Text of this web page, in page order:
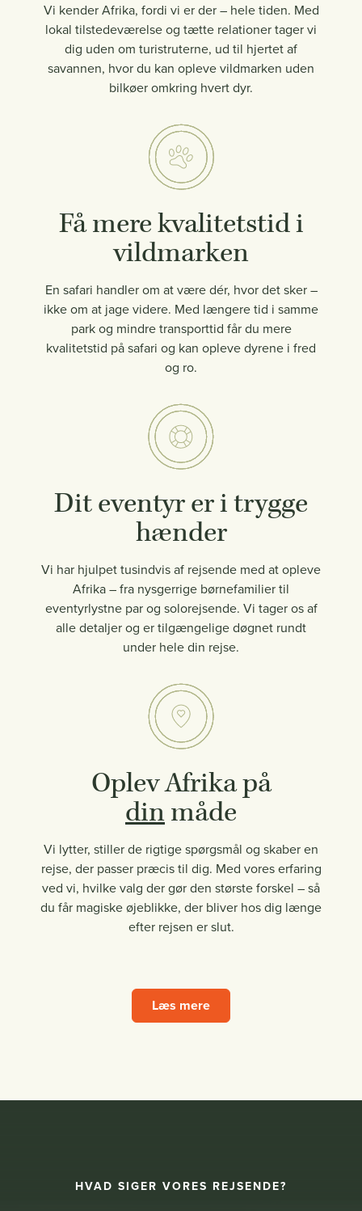
Vi kender Afrika, fordi vi er der – hele tiden. Med
lokal tilstedeværelse og tætte relationer tager vi
dig uden om turistruterne, ud til hjertet af
savannen, hvor du kan opleve vildmarken uden
bilkøer omkring hvert dyr.
Få mere kvalitetstid i
vildmarken
En safari handler om at være dér, hvor det sker –
ikke om at jage videre. Med længere tid i samme
park og mindre transporttid får du mere
kvalitetstid på safari og kan opleve dyrene i fred
og ro.
Dit eventyr er i trygge
hænder
Vi har hjulpet tusindvis af rejsende med at opleve
Afrika – fra nysgerrige børnefamilier til
eventyrlystne par og solorejsende. Vi tager os af
alle detaljer og er tilgængelige døgnet rundt
under hele din rejse.
Oplev Afrika på
dinmåde
Vi lytter, stiller de rigtige spørgsmål og skaber en
rejse, der passer præcis til dig. Med vores erfaring
ved vi, hvilke valg der gør den største forskel – så
du får magiske øjeblikke, der bliver hos dig længe
efter rejsen er slut.
Læs mere
HVAD SIGER VORES REJSENDE?